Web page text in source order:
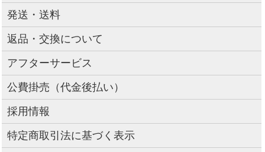
発送・送料
返品・交換について
アフターサービス
公費掛売（代金後払い）
採用情報
特定商取引法に基づく表示